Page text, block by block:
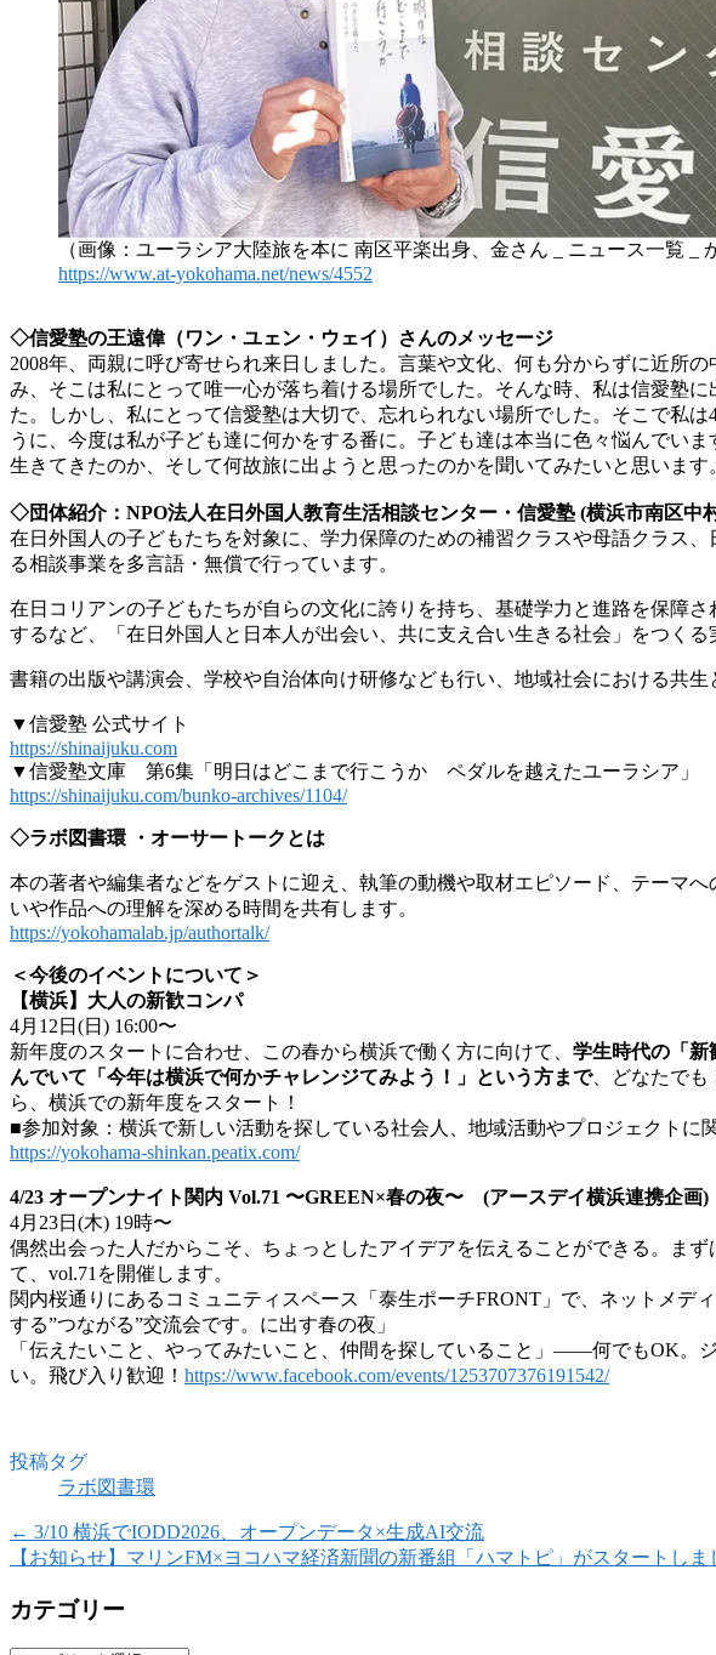
（画像：ユーラシア大陸旅を本に 南区平楽出身、金さん _ ニュース一覧 _
https://www.at-yokohama.net/news/4552​
◇信愛塾の王遠偉（ワン・ユェン・ウェイ）さんのメッセージ
2008年、両親に呼び寄せられ来日しました。言葉や文化、何も分からずに近所
み、そこは私にとって唯一心が落ち着ける場所でした。そんな時、私は信愛塾
た。しかし、私にとって信愛塾は大切で、忘れられない場所でした。そこで私
うに、今度は私が子ども達に何かをする番に。子ども達は本当に色々悩んでい
生きてきたのか、そして何故旅に出ようと思ったのかを聞いてみたいと思います
◇団体紹介：NPO法人在日外国人教育生活相談センター・信愛塾 (横浜市南区中
在日外国人の子どもたちを対象に、学力保障のための補習クラスや母語クラス
る相談事業を多言語・無償で行っています。
在日コリアンの子どもたちが自らの文化に誇りを持ち、基礎学力と進路を保障
するなど、「在日外国人と日本人が出会い、共に支え合い生きる社会」をつくる
書籍の出版や講演会、学校や自治体向け研修なども行い、地域社会における共
▼信愛塾 公式サイト
https://shinaijuku.com
​▼信愛塾文庫 第6集「明日はどこまで行こうか ペダルを越えたユーラシア」
https://shinaijuku.com/bunko-archives/1104/
◇ラボ図書環 ・オーサートークとは
本の著者や編集者などをゲストに迎え、執筆の動機や取材エピソード、テーマ
いや作品への理解を深める時間を共有します。
https://yokohamalab.jp/authortalk/
＜今後のイベントについて＞
【横浜】大人の新歓コンパ
4月12日(日) 16:00〜
新年度のスタートに合わせ、この春から横浜で働く方に向けて、 学生時代の「新
んでいて「今年は横浜で何かチャレンジてみよう！」という方まで、どなたでも
ら、横浜での新年度をスタート！
■参加対象：横浜で新しい活動を探している社会人、地域活動やプロジェクトに
https://yokohama-shinkan.peatix.com/
4/23 オープンナイト関内 Vol.71 〜GREEN×春の夜〜 (アースデイ横浜連携企画)
4月23日(木) 19時〜
偶然出会った人だからこそ、ちょっとしたアイデアを伝えることができる。ま
て、vol.71を開催します。
関内桜通りにあるコミュニティスペース「泰生ポーチFRONT」で、ネットメ
する”つながる”交流会です。に出す春の夜」
「伝えたいこと、やってみたいこと、仲間を探していること」——何でもOK。
い。飛び入り歓迎！ https://www.facebook.com/events/1253707376191542/
投稿タグ
ラボ図書環
← 3/10 横浜でIODD2026、オープンデータ×生成AI交流
【お知らせ】マリンFM×ヨコハマ経済新聞の新番組「ハマトピ」がスタートしま
カテゴリー